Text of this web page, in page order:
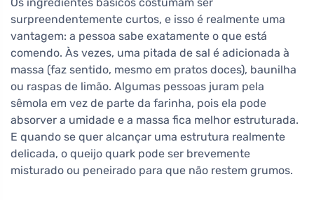
surpreendentemente curtos, e isso é realmente uma
vantagem: a pessoa sabe exatamente o que está
comendo. Às vezes, uma pitada de sal é adicionada à
massa (faz sentido, mesmo em pratos doces), baunilha
ou raspas de limão. Algumas pessoas juram pela
sêmola em vez de parte da farinha, pois ela pode
absorver a umidade e a massa fica melhor estruturada.
E quando se quer alcançar uma estrutura realmente
delicada, o queijo quark pode ser brevemente
misturado ou peneirado para que não restem grumos.